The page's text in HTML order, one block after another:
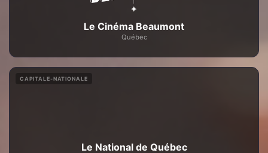
Le Cinéma Beaumont
Québec
CAPITALE-NATIONALE
Le National de Québec